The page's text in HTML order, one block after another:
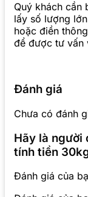
Quý khách cần
lấy số lượng
hoặc điền
để được tư vấn
Đánh giá
Chưa có đánh
Hãy là người
tính tiền
Đánh giá của